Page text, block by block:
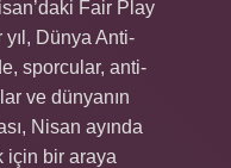
Fair Play
Dünya Anti-
sporcular, anti-
ve dünyanın
Nisan ayında
için bir araya